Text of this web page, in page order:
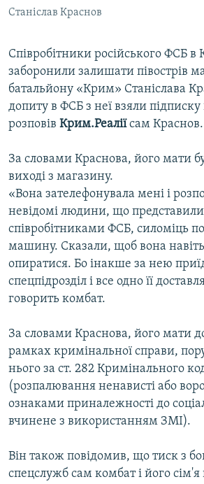
Усі сайти RFE/RL
Станіслав Краснов
Співробітники російського ФСБ в
заборонили залишати півострів
батальйону «Крим» Станіслава
допиту в ФСБ з неї взяли підписку
розповів Крим.Реаліїсам Краснов.
За словами Краснова, його мати
виході з магазину.
«Вона зателефонувала мені і
невідомі людини, що
співробітниками ФСБ, силоміць
машину. Сказали, щоб вона
опиратися. Бо інакше за нею
спецпідрозділ і все одно її
говорить комбат.
За словами Краснова, його мати
рамках кримінальної справи,
нього за ст. 282 Кримінального
(розпалювання ненависті або
ознаками приналежності до
вчинене з використанням ЗМІ).
Він також повідомив, що тиск з
спецслужб сам комбат і його